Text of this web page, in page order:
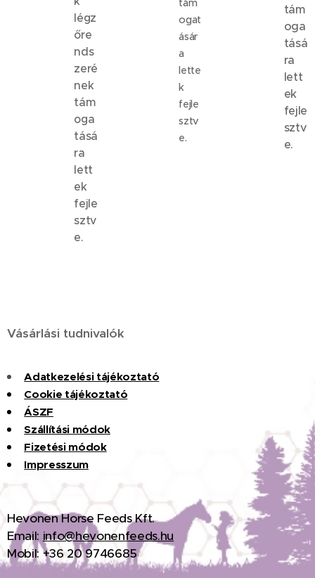
légz
őre
nds
zeré
nek
tám
oga
tásá
ra
lett
ek
fejle
sztv
e.
tám
ogat
ásár
a
lette
k
fejle
sztv
e.
tám
oga
tásá
ra
lett
ek
fejle
sztv
e.
Vásárlási tudnivalók
Adatkezelési tájékoztató
Cookie tájékoztató
ÁSZF
Szállítási módok
Fizetési módok
Impresszum
Hevonen Horse Feeds Kft.
Email: info@hevonenfeeds.hu
Mobil: +36 20 9746685